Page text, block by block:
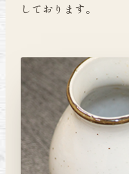
しております。